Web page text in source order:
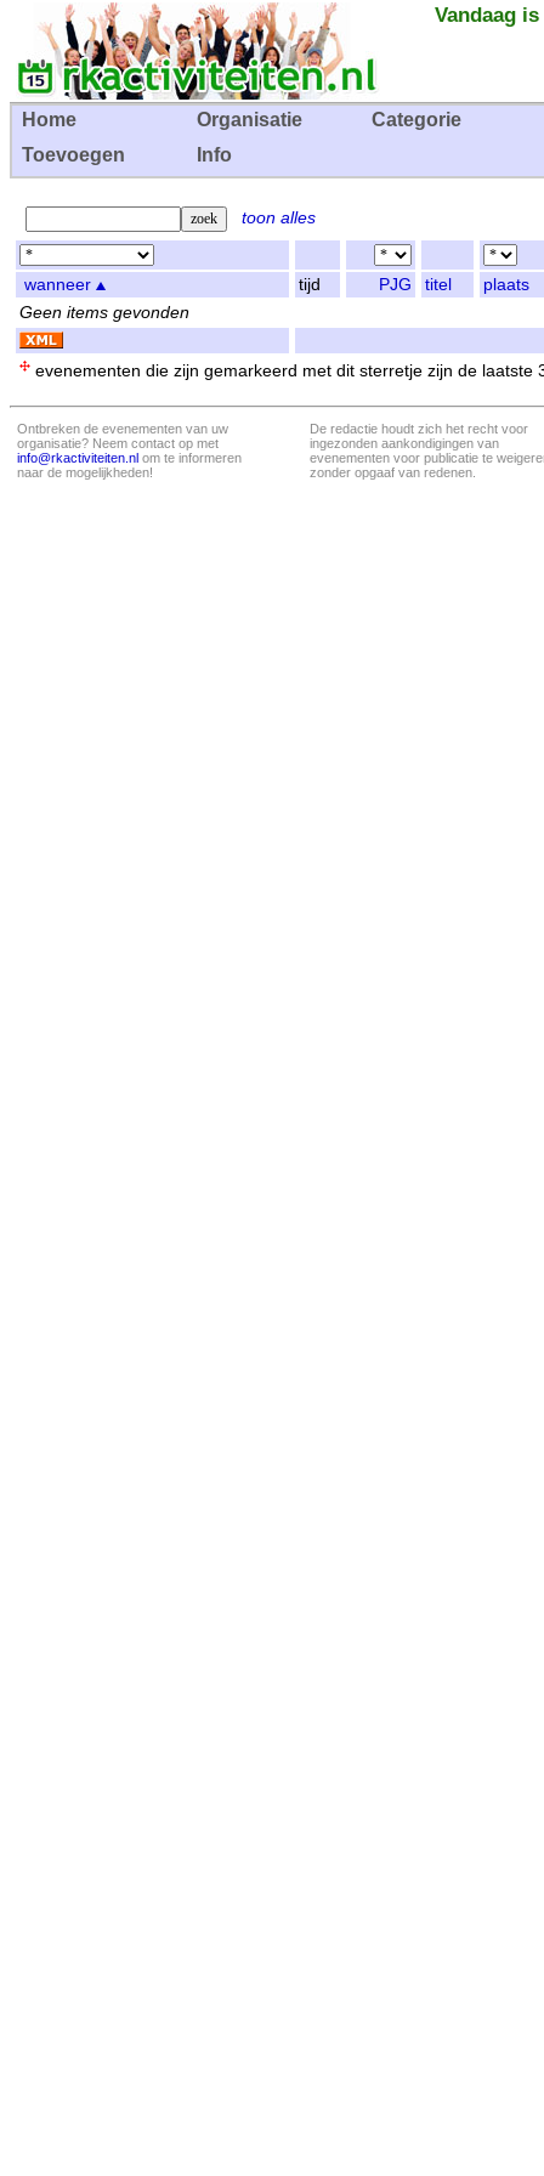
Vandaag
Home Organisatie
Categorie
Toevoegen
Info
toon alles
wanneer tijd PJG titel
plaats
Geen items gevonden
evenementen die zijn gemarkeerd met dit sterretje zijn de laatste
Ontbreken de evenementen van uw
organisatie? Neem contact op met
info@rkactiviteiten.nl om te informeren
naar de mogelijkheden!
De redactie houdt zich het recht voor
ingezonden aankondigingen van
evenementen voor publicatie te
zonder opgaaf van redenen.